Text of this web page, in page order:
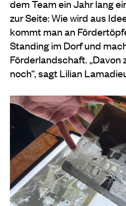
dem Team ein Jahr lang
zur Seite: Wie wird aus
kommt man an
Standing im Dorf und
Förderlandschaft. „Davon
noch“, sagt Lilian